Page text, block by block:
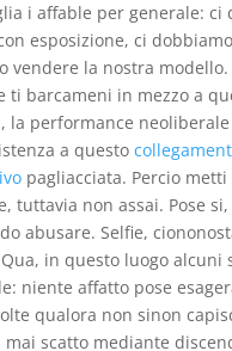
i affable per generale: ci
esposizione, ci
vendere la nostra
ti barcameni in mezzo a
la performance
a questo
pagliacciata. Percio metti
tuttavia non assai. Pose
abusare. Selfie,
in questo luogo alcuni
niente affatto pose
qualora non sinon
mai scatto mediante